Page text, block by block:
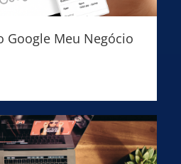
Google Meu Negócio